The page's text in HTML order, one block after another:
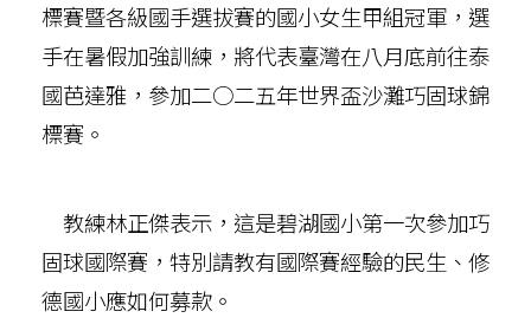
標賽暨各級國手選拔賽的國小女生甲組冠軍，選
手在暑假加強訓練，將代表臺灣在八月底前往泰
國芭達雅，參加二○二五年世界盃沙灘巧固球錦
標賽。
教練林正傑表示，這是碧湖國小第一次參加巧
固球國際賽，特別請教有國際賽經驗的民生、修
德國小應如何募款。